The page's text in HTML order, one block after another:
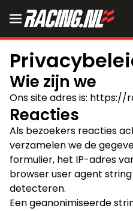
Wie zijn we
Ons site adres is: https://
Reacties
Als bezoekers reacties
verzamelen we de
formulier, het IP-adres
browser user agent
detecteren.
Een geanonimiseerde